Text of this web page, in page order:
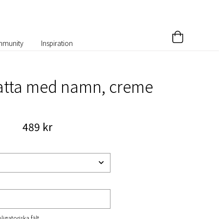
Inspiration
med namn, creme
489 kr